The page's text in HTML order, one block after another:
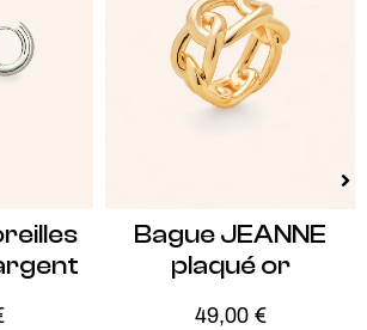
Bague JEANNE
plaqué or
49,00 €